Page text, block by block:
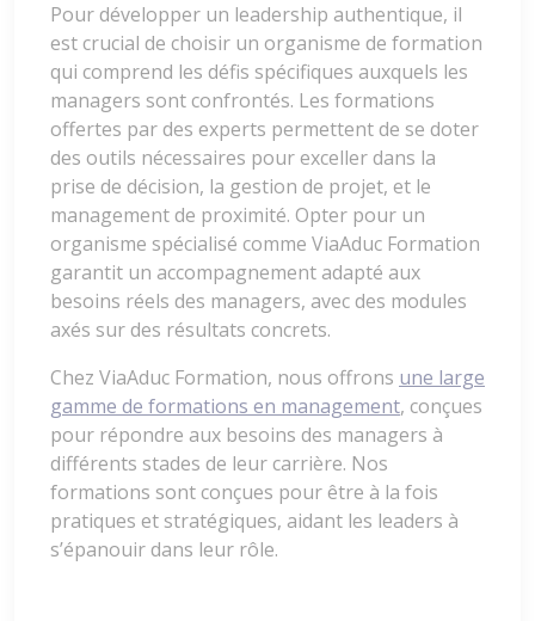
Pour développer un leadership authentique, il
est crucial de choisir un organisme de formation
qui comprend les défis spécifiques auxquels les
managers sont confrontés. Les formations
offertes par des experts permettent de se doter
des outils nécessaires pour exceller dans la
prise de décision, la gestion de projet, et le
management de proximité. Opter pour un
organisme spécialisé comme ViaAduc Formation
garantit un accompagnement adapté aux
besoins réels des managers, avec des modules
axés sur des résultats concrets.
Chez ViaAduc Formation, nous offrons une large
gamme de formations en management, conçues
pour répondre aux besoins des managers à
différents stades de leur carrière. Nos
formations sont conçues pour être à la fois
pratiques et stratégiques, aidant les leaders à
s’épanouir dans leur rôle.